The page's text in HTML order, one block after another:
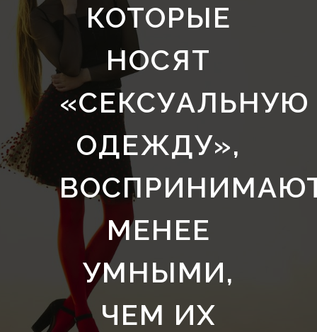
КОТОРЫЕ
НОСЯТ
«СЕКСУАЛЬНУЮ
ОДЕЖДУ»,
МЕНЕЕ
УМНЫМИ,
ЧЕМ ИХ